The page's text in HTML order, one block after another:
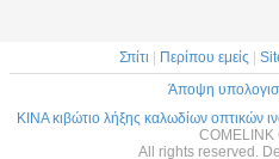
Σπίτι Περίπου εμείς
Άποψη
ΚΙΝΑ κιβώτιο λήξης καλωδίων οπτικών
COMELINK
All rights reserved.